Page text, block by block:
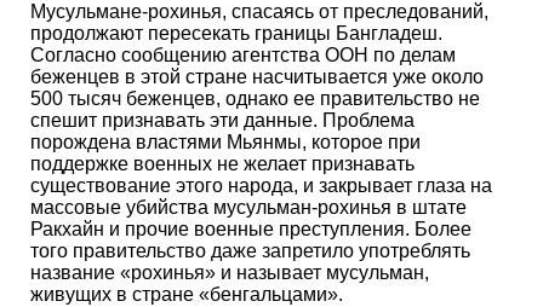
Мусульмане-рохинья, спасаясь от преследований,
продолжают пересекать границы Бангладеш.
Согласно сообщению агентства ООН по делам
беженцев в этой стране насчитывается уже около
500 тысяч беженцев, однако ее правительство не
спешит признавать эти данные. Проблема
порождена властями Мьянмы, которое при
поддержке военных не желает признавать
существование этого народа, и закрывает глаза на
массовые убийства мусульман-рохинья в штате
Ракхайн и прочие военные преступления. Более
того правительство даже запретило употреблять
название «рохинья» и называет мусульман,
живущих в стране «бенгальцами».